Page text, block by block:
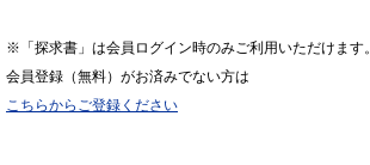
※「探求書」は会員ログイン時のみご利用いただけます。
会員登録（無料）がお済みでない方は
こちらからご登録ください